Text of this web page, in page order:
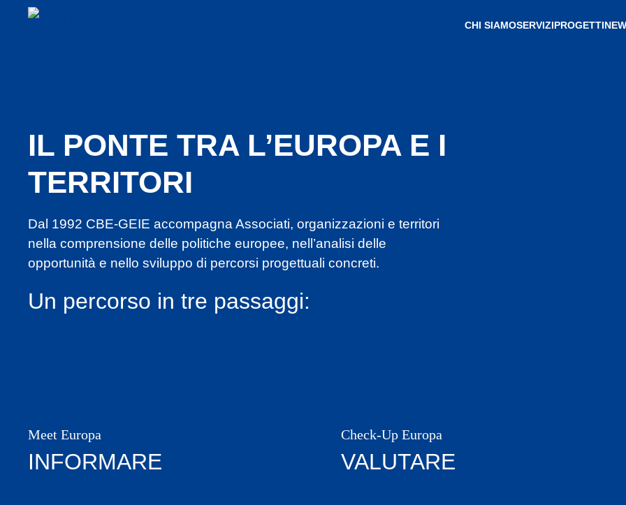
CHI SIAMOSERVIZIPROGETTI
IL PONTE TRA L’EUROPA E I
TERRITORI
Dal 1992 CBE-GEIE accompagna Associati, organizzazioni e territori
nella comprensione delle politiche europee, nell’analisi delle
opportunità e nello sviluppo di percorsi progettuali concreti.
Un percorso in tre passaggi:
Meet Europa
INFORMARE
Check-Up Europa
VALUTARE